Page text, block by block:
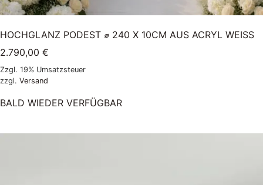
HOCHGLANZ PODEST ⌀ 240 X 10CM AUS ACRYL WEISS
2.790,00 €
Zzgl. 19% Umsatzsteuer
zzgl. Versand
BALD WIEDER VERFÜGBAR